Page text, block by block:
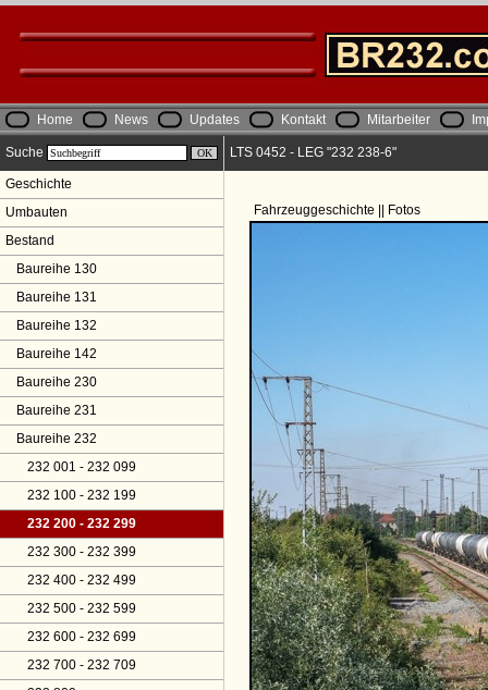
Home News Updates Kontakt Mitarbeiter
Suche
Geschichte
Umbauten
Bestand
Baureihe 130
Baureihe 131
Baureihe 132
Baureihe 142
Baureihe 230
Baureihe 231
Baureihe 232
232 001 - 232 099
232 100 - 232 199
232 200 - 232 299
232 300 - 232 399
232 400 - 232 499
232 500 - 232 599
232 600 - 232 699
232 700 - 232 709
LTS 0452 - LEG "232 238-6"
Fahrzeuggeschichte || Fotos